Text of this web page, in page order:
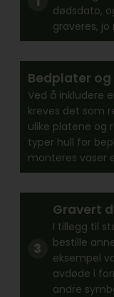
dødsdato,
graveres,
Bedplater
Ved å inkludere
kreves det som
ulike platene og
typer hull for
monteres vaser
Gravert
I tillegg til
bestille
eksempel
avdøde i
andre